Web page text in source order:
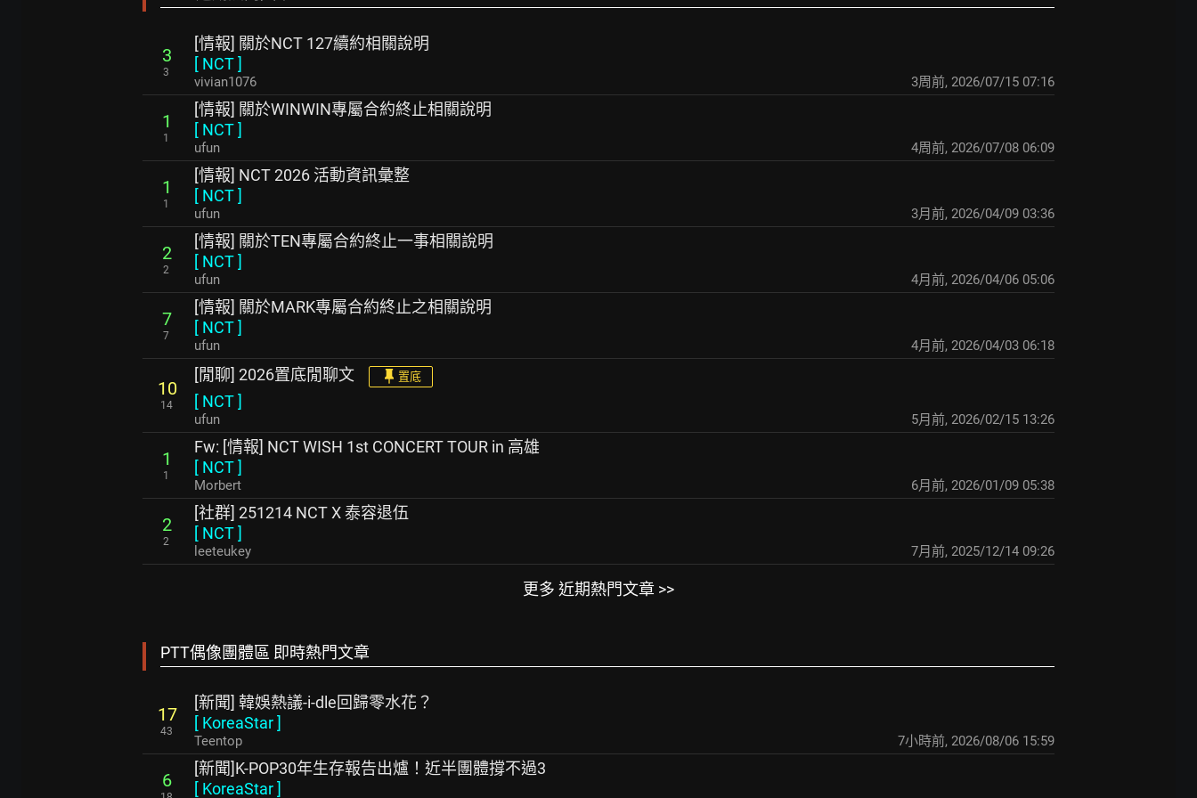
3
3
[情報] 關於NCT 127續約相關說明
[ NCT]
vivian1076 3周前, 2026/07/15 07:16
1
1
[情報] 關於WINWIN專屬合約終止相關說明
[ NCT]
ufun 4周前, 2026/07/08 06:09
1
1
[情報] NCT 2026 活動資訊彙整
[ NCT]
ufun 3月前, 2026/04/09 03:36
2
2
[情報] 關於TEN專屬合約終止一事相關說明
[ NCT]
ufun 4月前, 2026/04/06 05:06
7
7
[情報] 關於MARK專屬合約終止之相關說明
[ NCT]
ufun 4月前, 2026/04/03 06:18
10
14
[閒聊] 2026置底閒聊文 置底
[ NCT]
ufun 5月前, 2026/02/15 13:26
1
1
Fw: [情報] NCT WISH 1st CONCERT TOUR in 高雄
[ NCT]
Morbert 6月前, 2026/01/09 05:38
2
2
[社群] 251214 NCT X 泰容退伍
[ NCT]
leeteukey 7月前, 2025/12/14 09:26
更多 近期熱門文章 >>
PTT偶像團體區 即時熱門文章
17
43
[新聞] 韓娛熱議-i-dle回歸零水花？
[ KoreaStar]
Teentop 7小時前, 2026/08/06 15:59
6
[新聞]K-POP30年生存報告出爐！近半團體撐不過3
[ KoreaStar]